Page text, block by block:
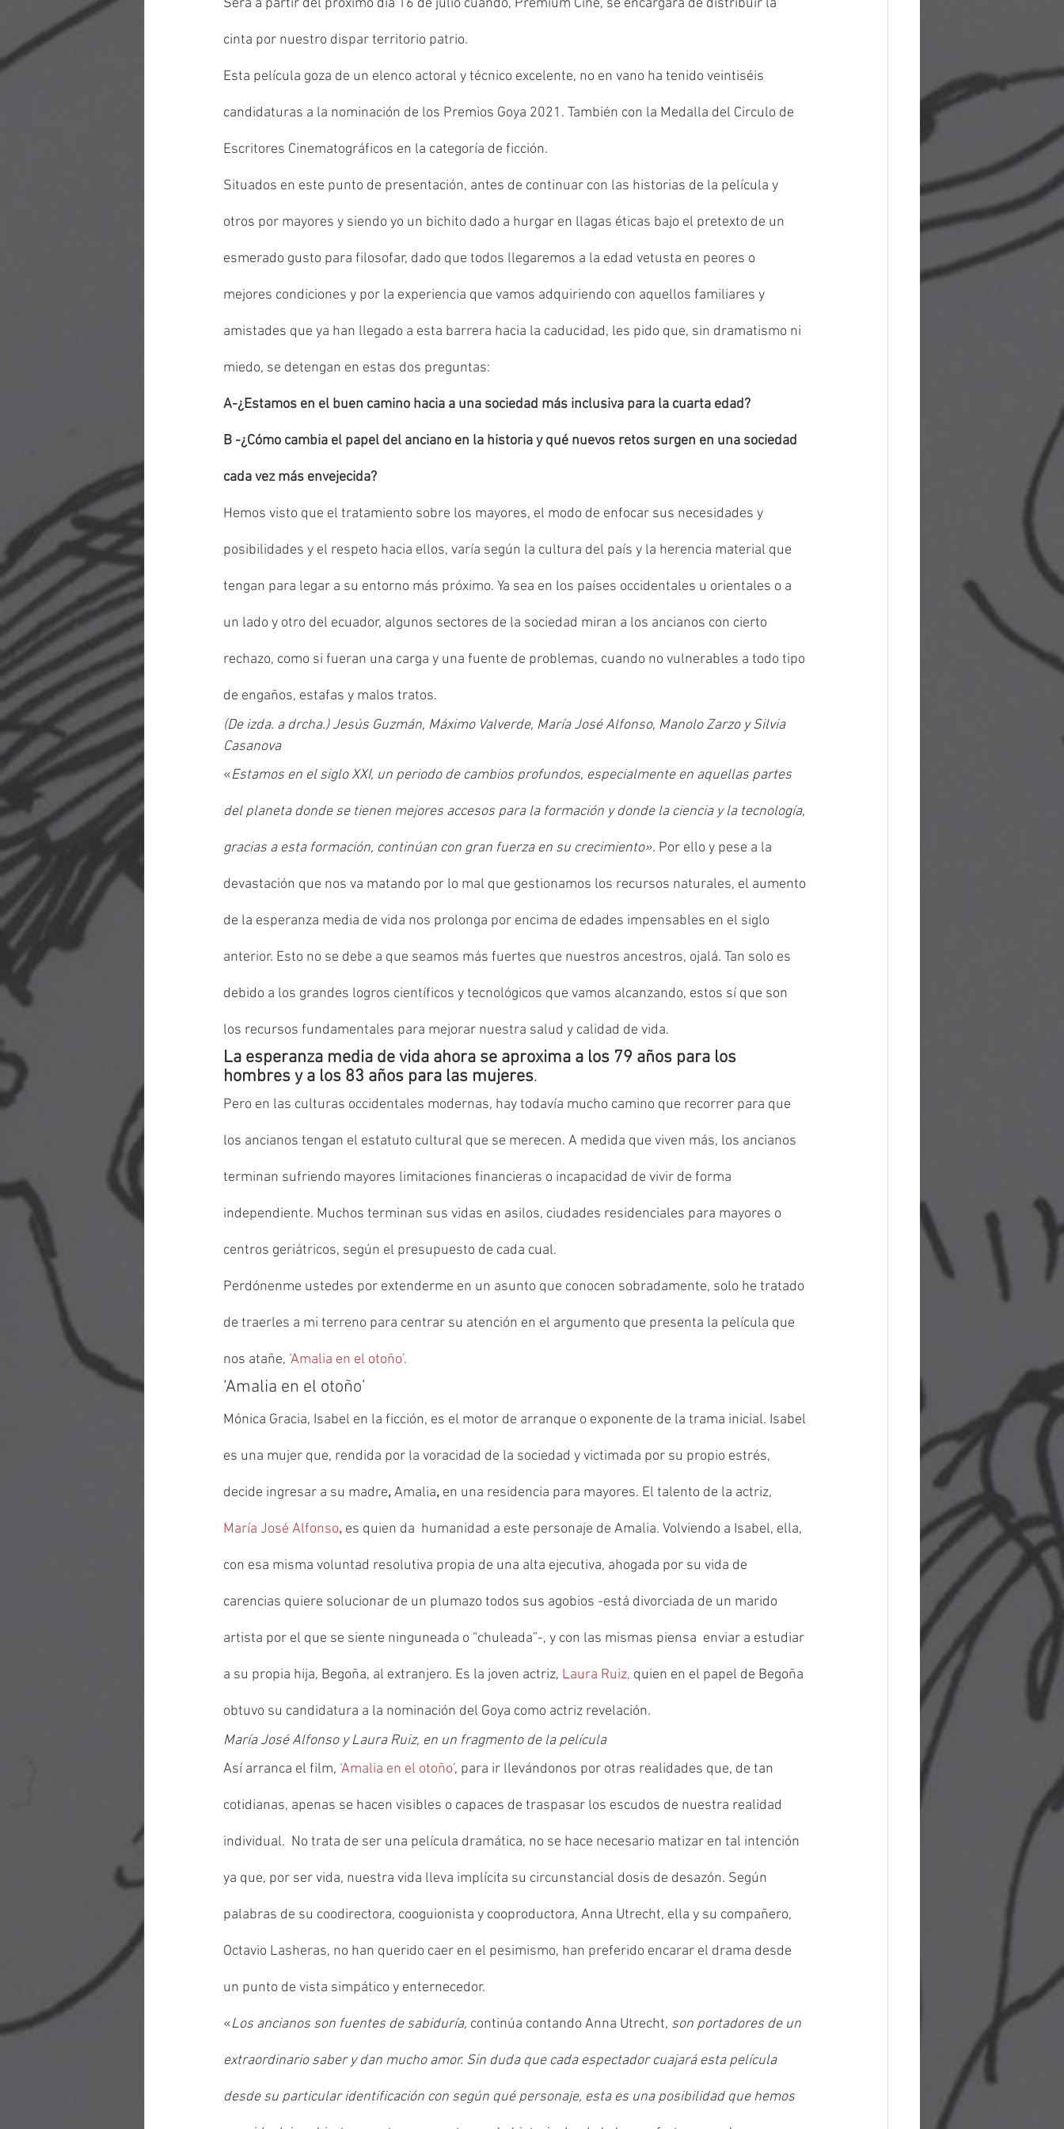
Será a partir del próximo día 16 de julio cuando, Premium Cine, se encargará de distribuir la
cinta por nuestro dispar territorio patrio.
Esta película goza de un elenco actoral y técnico excelente, no en vano ha tenido veintiséis
candidaturas a la nominación de los Premios Goya 2021. También con la Medalla del Circulo de
Escritores Cinematográficos en la categoría de ficción.
Situados en este punto de presentación, antes de continuar con las historias de la película y
otros por mayores y siendo yo un bichito dado a hurgar en llagas éticas bajo el pretexto de un
esmerado gusto para filosofar, dado que todos llegaremos a la edad vetusta en peores o
mejores condiciones y por la experiencia que vamos adquiriendo con aquellos familiares y
amistades que ya han llegado a esta barrera hacia la caducidad, les pido que, sin dramatismo ni
miedo, se detengan en estas dos preguntas:
A-¿Estamos en el buen camino hacia a una sociedad más inclusiva para la cuarta edad?
B -¿Cómo cambia el papel del anciano en la historia y qué nuevos retos surgen en una sociedad
cada vez más envejecida?
Hemos visto que el tratamiento sobre los mayores, el modo de enfocar sus necesidades y
posibilidades y el respeto hacia ellos, varía según la cultura del país y la herencia material que
tengan para legar a su entorno más próximo. Ya sea en los países occidentales u orientales o a
un lado y otro del ecuador, algunos sectores de la sociedad miran a los ancianos con cierto
rechazo, como si fueran una carga y una fuente de problemas, cuando no vulnerables a todo tipo
de engaños, estafas y malos tratos.
(De izda. a drcha.) Jesús Guzmán, Máximo Valverde, María José Alfonso, Manolo Zarzo y Silvia
Casanova
«Estamos en el siglo XXI, un periodo de cambios profundos, especialmente en aquellas partes
del planeta donde se tienen mejores accesos para la formación y donde la ciencia y la tecnología,
gracias a esta formación, continúan con gran fuerza en su crecimiento». Por ello y pese a la
devastación que nos va matando por lo mal que gestionamos los recursos naturales, el aumento
de la esperanza media de vida nos prolonga por encima de edades impensables en el siglo
anterior. Esto no se debe a que seamos más fuertes que nuestros ancestros, ojalá. Tan solo es
debido a los grandes logros científicos y tecnológicos que vamos alcanzando, estos sí que son
los recursos fundamentales para mejorar nuestra salud y calidad de vida.
La esperanza media de vida ahora se aproxima a los 79 años para los
hombres y a los 83 años para las mujeres.
Pero en las culturas occidentales modernas, hay todavía mucho camino que recorrer para que
los ancianos tengan el estatuto cultural que se merecen. A medida que viven más, los ancianos
terminan sufriendo mayores limitaciones financieras o incapacidad de vivir de forma
independiente. Muchos terminan sus vidas en asilos, ciudades residenciales para mayores o
centros geriátricos, según el presupuesto de cada cual.
Perdónenme ustedes por extenderme en un asunto que conocen sobradamente, solo he tratado
de traerles a mi terreno para centrar su atención en el argumento que presenta la película que
nos atañe, ‘Amalia en el otoño’.
‘Amalia en el otoño’
Mónica Gracia, Isabel en la ficción, es el motor de arranque o exponente de la trama inicial. Isabel
es una mujer que, rendida por la voracidad de la sociedad y victimada por su propio estrés,
decide ingresar a su madre, Amalia, en una residencia para mayores. El talento de la actriz,
María José Alfonso, es quien da  humanidad a este personaje de Amalia. Volviendo a Isabel, ella,
con esa misma voluntad resolutiva propia de una alta ejecutiva, ahogada por su vida de
carencias quiere solucionar de un plumazo todos sus agobios -está divorciada de un marido
artista por el que se siente ninguneada o “chuleada”-, y con las mismas piensa  enviar a estudiar
a su propia hija, Begoña, al extranjero. Es la joven actriz, Laura Ruiz, quien en el papel de Begoña
obtuvo su candidatura a la nominación del Goya como actriz revelación.
María José Alfonso y Laura Ruiz, en un fragmento de la película
Así arranca el film, ‘Amalia en el otoño’, para ir llevándonos por otras realidades que, de tan
cotidianas, apenas se hacen visibles o capaces de traspasar los escudos de nuestra realidad
individual.  No trata de ser una película dramática, no se hace necesario matizar en tal intención
ya que, por ser vida, nuestra vida lleva implícita su circunstancial dosis de desazón. Según
palabras de su coodirectora, cooguionista y cooproductora, Anna Utrecht, ella y su compañero,
Octavio Lasheras, no han querido caer en el pesimismo, han preferido encarar el drama desde
un punto de vista simpático y enternecedor.
«Los ancianos son fuentes de sabiduría, continúa contando Anna Utrecht, son portadores de un
extraordinario saber y dan mucho amor. Sin duda que cada espectador cuajará esta película
desde su particular identificación con según qué personaje, esta es una posibilidad que hemos